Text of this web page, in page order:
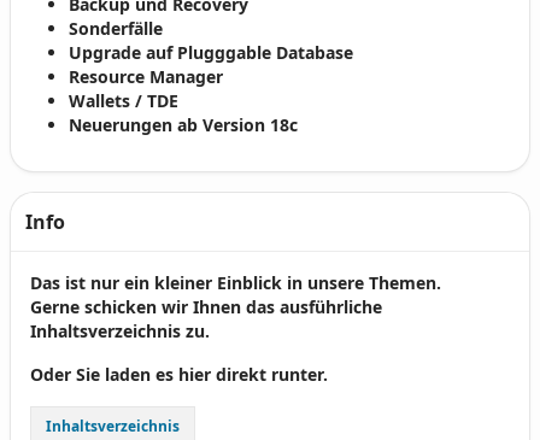
Sonderfälle
Upgrade auf Plugggable Database
Resource Manager
Wallets / TDE
Neuerungen ab Version 18c
Info
Das ist nur ein kleiner Einblick in unsere Themen.
Gerne schicken wir Ihnen das ausführliche
Inhaltsverzeichnis zu.
Oder Sie laden es hier direkt runter.
Inhaltsverzeichnis